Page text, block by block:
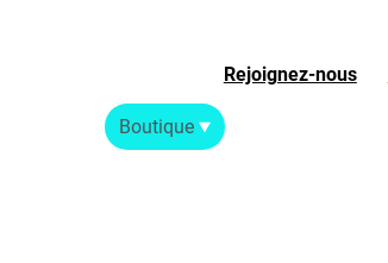
Rejoignez-nousou
Boutique